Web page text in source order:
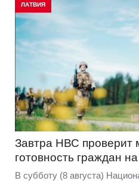
ЛАТВИЯ
Завтра НВС проверит
готовность граждан
В субботу (8 августа)